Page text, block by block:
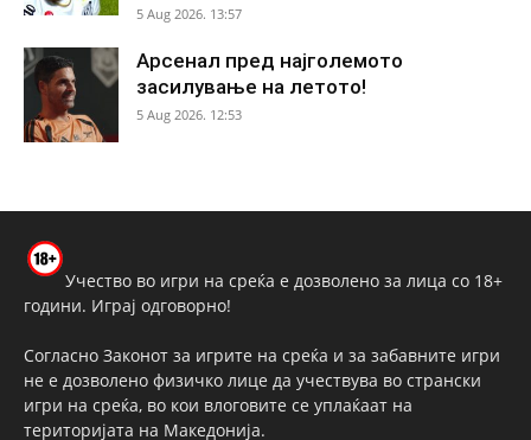
5 Aug 2026. 13:57
Арсенал пред најголемото
засилување на летото!
5 Aug 2026. 12:53
Учество во игри на среќа е дозволено за лица со 18+
години. Играј одговорно!
Согласно Законот за игрите на среќа и за забавните игри
не е дозволено физичко лице да учествува во странски
игри на среќа, во кои влоговите се уплаќаат на
територијата на Македонија.